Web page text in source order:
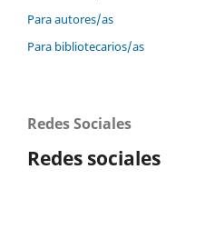
Para autores/as
Para bibliotecarios/as
Redes Sociales
Redes sociales